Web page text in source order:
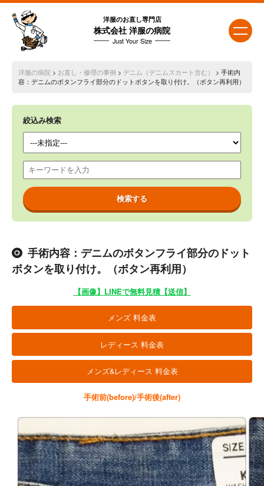
洋服のお直し専門店
株式会社 洋服の病院
Just Your Size
洋服の病院 > お直し・修理の事例 > デニム（デニムスカート含む）
> 手術内
容：デニムのボタンフライ部分のドットボタンを取り付け。（ボタン再利用）
絞込み検索
手術内容：デニムのボタンフライ部分のドット
ボタンを取り付け。（ボタン再利用）
【画像】LINEで無料見積【送信】
メンズ 料金表
レディース 料金表
メンズ&レディース 料金表
手術前(before)/手術後(after)